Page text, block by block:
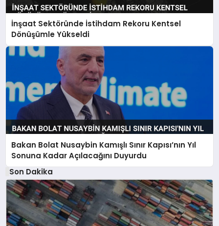
İnşaat Sektöründe İstihdam Rekoru Kentsel
Dönüşümle Yükseldi
Bakan Bolat Nusaybin Kamışlı Sınır Kapısı’nın Yıl
Sonuna Kadar Açılacağını Duyurdu
Son Dakika